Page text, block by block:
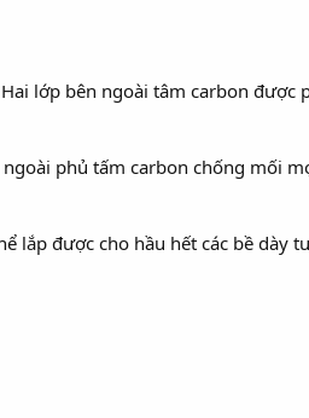
lớp bên ngoài tâm carbon được
phủ tấm carbon chống mối
lắp được cho hầu hết các bề dày